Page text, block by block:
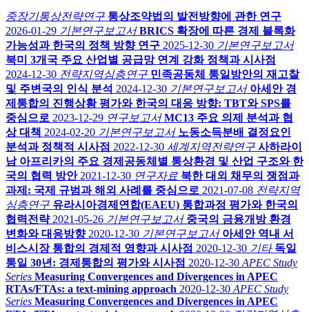
중장기통상전략연구 통상조약법의 발전방향에 관한 연구
2026-01-29 기본연구보고서 BRICS 확장에 따른 경제 블록화
가능성과 한국의 정책 방향 연구 2025-12-30 기본연구보고서
북미 3개국 주요 산업별 공급망 연계 강화 정책과 시사점
2024-12-30 전략지역심층연구 민족공동체 통일방안의 재고찰
및 주변국의 인식 분석 2024-12-30 기본연구보고서 아세안 경
제통합의 진행상황 평가와 한국의 대응 방향: TBT와 SPS를
중심으로 2023-12-29 연구보고서 MC13 주요 의제 분석과 협
상 대책 2024-02-20 기본연구보고서 노동소득분배 결정요인
분석과 정책적 시사점 2022-12-30 세계지역전략연구 사하라이
남 아프리카의 주요 경제공동체별 통상환경 및 산업 구조와 한
국의 협력 방안 2021-12-30 연구자료 북한 대외 채무의 쟁점과
과제: 국제 규범과 해외 사례를 중심으로 2021-07-08 전략지역
심층연구 유라시아경제연합(EAEU) 통합과정 평가와 한국의
협력전략 2021-05-26 기본연구보고서 중국의 금융개방 환경
변화와 대응방향 2020-12-30 기본연구보고서 아세안 역내 서
비스시장 통합의 경제적 영향과 시사점 2020-12-30 기타 독일
통일 30년: 경제통합의 평가와 시사점 2020-12-30 APEC Study
Series Measuring Convergences and Divergences in APEC
RTAs/FTAs: a text-mining approach 2020-12-30 APEC Study
Series Measuring Convergences and Divergences in APEC